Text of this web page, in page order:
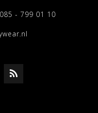
- 799 01 10